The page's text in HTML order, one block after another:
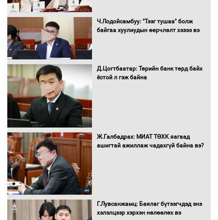
Монгол Улс “COP17”-д “Тал хээрийн
төлөвлөгөө”-гөө танилцуулна
16 төрлийн эмийг нэг эх үүсвэрээс
Бүх шатанд хэмнэлтийн горимд
шилжиж, найр наадам, зөвлөгөөн,
Ч.Лодойсамбуу: "Тээг тушаа" болж
байгаа хуулиудын өөрчлөлт хэзээ вэ
Д.Цогтбаатар: Төрийн банк төрд байх
ёстой л гэж байна
Ж.Галбадрах: МИАТ ТӨХК яагаад
ашигтай ажиллаж чадахгүй байна вэ?
Г.Лувсанжамц: Баялаг бүтээгчдэд энэ
хэлэлцээр хэрхэн нөлөөлөх вэ